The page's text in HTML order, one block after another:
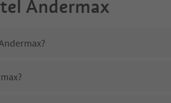
Andermax